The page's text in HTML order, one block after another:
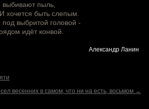
выбивают пыль,
хочется быть слепым.
выбритой головой -
идёт конвой.
Александр Ланин
весенних в самом, что ни на есть, восьмом →